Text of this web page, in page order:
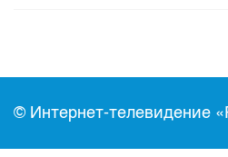
© Интернет-телевидение